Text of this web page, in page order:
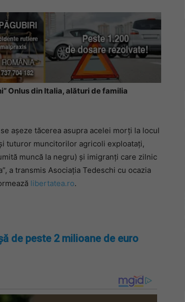
Onlus din Italia, alături de familia
așeze tăcerea asupra acelei morți la locul
tuturor muncitorilor agricoli exploatați,
muncă la negru) și imigranți care zilnic
a transmis Asociația Tedeschi cu ocazia
libertatea.ro.
de peste 2 milioane de euro